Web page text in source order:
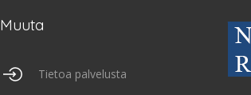
Muuta
Tietoa palvelusta